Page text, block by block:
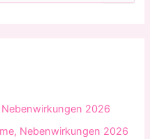
2026
Nebenwirkungen 2026